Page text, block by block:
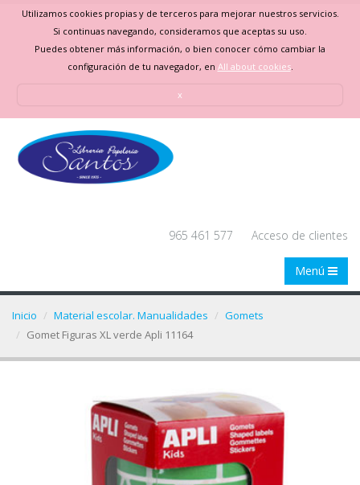
Utilizamos cookies propias y de terceros para mejorar nuestros servicios.
Si continuas navegando, consideramos que aceptas su uso.
Puedes obtener más información, o bien conocer cómo cambiar la
configuración de tu navegador, en All about cookies.
x
965 461 577 Acceso de clientes
Menú
Inicio Material escolar. Manualidades
Gomets
Gomet Figuras XL verde Apli 11164